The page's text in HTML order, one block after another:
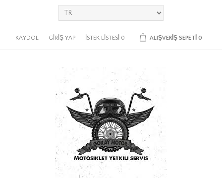
KAYDOL GIRIŞ YAP İSTEK LISTESI 0 ALIŞVERIŞ SEPETI 0